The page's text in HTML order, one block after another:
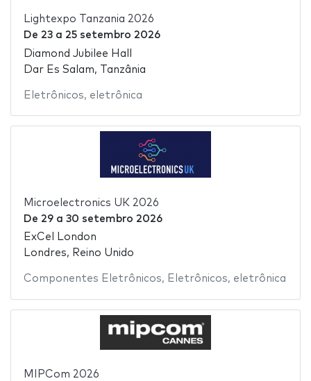
Lightexpo Tanzania 2026
De 23a 25 setembro 2026
Diamond Jubilee Hall
Dar Es Salam, Tanzânia
Eletrônicos, eletrônica
Microelectronics UK 2026
De 29a 30 setembro 2026
ExCel London
Londres, Reino Unido
Componentes Eletrônicos, Eletrônicos, eletrônica
MIPCom 2026